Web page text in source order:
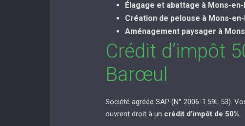
Élagage et abattage à Mons-
Création de pelouse à Mons-
Aménagement paysager à
Crédit d’impôt
Barœul
Société agréée SAP (N° 2006-1.59L.53).
ouvrent droit à un crédit d’impôt de 50%.